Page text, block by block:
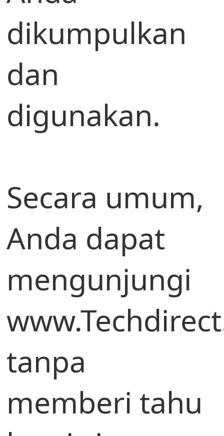
dikumpulkan
dan
digunakan.
Secara umum,
Anda dapat
mengunjungi
tanpa
memberi tahu